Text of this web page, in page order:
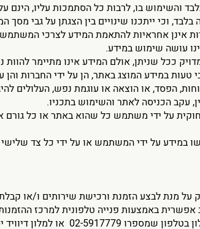
והשימוש בו, לרבות כל הסתמכות עליו,
וכי ייתכנו שינויים בין הצגתן על גבי מסך
אינן אחראיות להתאמת המידע לצרכי
עושה שימוש במידע.
ככל שניתן, אולם המידע אינו מתיימר
במידע המוצג באתר, הן על ידי החברות והן
נוחות, הפסד, או הוצאה או עוגמת נפש, העלולים
עקב הכניסה לאתר והשימוש בתכניו.
חוקית על ידי משתמש כל שהוא באתר או כל